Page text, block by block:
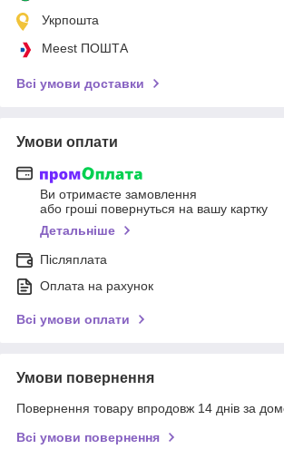
Укрпошта
Meest ПОШТА
Всі умови доставки
Умови оплати
Ви отримаєте замовлення
або гроші повернуться на вашу картку
Детальніше
Післяплата
Оплата на рахунок
Всі умови оплати
Умови повернення
Повернення товару впродовж 14 днів за
Всі умови повернення